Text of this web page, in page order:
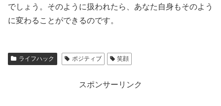
でしょう。そのように扱われたら、あなた自身もそのよう
に変わることができるのです。
ライフハック ポジティブ 笑顔
スポンサーリンク